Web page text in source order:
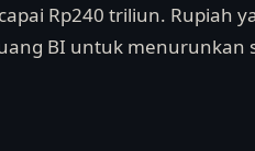
Rp240 triliun. Rupiah
BI untuk menurunkan